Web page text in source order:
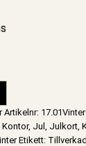
Artikelnr:
Kontor, Jul Julkort
Etikett: